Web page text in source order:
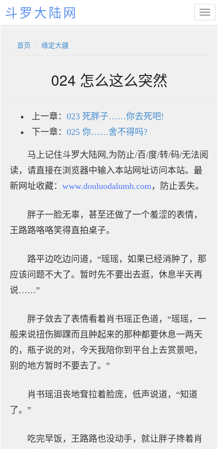
斗罗大陆网
首页 缘定大疆
024 怎么这么突然
上一章： 023 死胖子……你去死吧!
下一章： 025 你……舍不得吗?
马上记住斗罗大陆网,为防止/百/度/转/码/无法阅
读，请直接在浏览器中输入本站网址访问本站。最
新网址收藏： www.douluodalumh.com，防止丢失。
胖子一脸无辜，甚至还做了一个羞涩的表情，
王路路咯咯笑得直拍桌子。
路平边吃边问道，“瑶瑶，如果已经消肿了，那
应该问题不大了。暂时先不要出去逛，休息半天再
说……”
胖子敛去了表情看着肖书瑶正色道，“瑶瑶，一
般来说扭伤脚踝而且肿起来的那种都要休息一两天
的，瓶子说的对，今天我陪你到平台上去赏景吧，
别的地方暂时不要去了。”
肖书瑶沮丧地耷拉着脸庞，低声说道，“知道
了。”
吃完早饭，王路路也没动手，就让胖子搀着肖